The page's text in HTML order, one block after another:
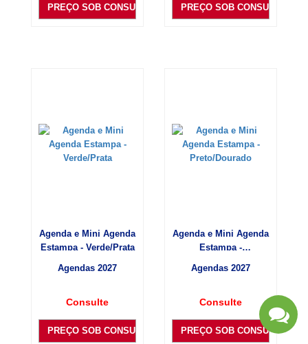
PREÇO SOB CONSULTA PREÇO SOB CONSULTA
Agenda e Mini Agenda
Estampa - Verde/Prata
Agendas 2027
Consulte
PREÇO SOB CONSULTA
Agenda e Mini Agenda
Estampa -
Agendas 2027
Consulte
PREÇO SOB CONSULTA